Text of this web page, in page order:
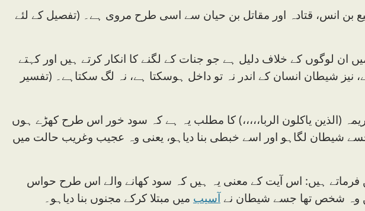
بن انس، قتادہ اور مقاتل بن حیان سے اسی طرح مروی ہے۔ (تفصیل کے لئے
ان لوگوں کے خلاف دلیل ہے جو جنات کے لگنے کا انکار کرتے ہیں اور کہتے
شیطان انسان کے اندر نہ تو داخل ہوسکتا ہے، نہ لگ سکتاہے۔ (تفسیر
(الذین یاکلون الربا،،،،،) کا مطلب یہ ہے کہ سود خور اس طرح کھڑے ہوں
شیطان لگاہو اور اسے خبطی بنا دیاہو، یعنی وہ عجیب وغریب حالت میں
فرماتے ہیں: اس آیت کے معنی یہ ہیں کہ سود کھانے والے اس طرح حواس
وہ شخص تھا جسے شیطان نےآسیب میں مبتلا کرکے مجنوں بنا دیاہو۔